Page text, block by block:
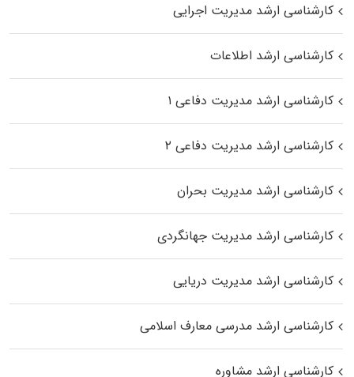
کارشناسی ارشد مدیریت اجرایی
کارشناسی ارشد اطلاعات
کارشناسی ارشد مدیریت دفاعی ۱
کارشناسی ارشد مدیریت دفاعی ۲
کارشناسی ارشد مدیریت بحران
کارشناسی ارشد مدیریت جهانگردی
کارشناسی ارشد مدیریت دریایی
کارشناسی ارشد مدرسی معارف اسلامی
کارشناسی ارشد مشاوره